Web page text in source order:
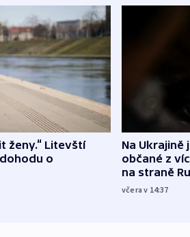
ženy.“ Litevští
o
Na Ukrajině
občané z
na straně
včera v 14:37